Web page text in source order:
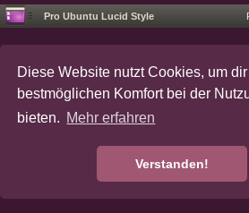
Diese Website nutzt Cookies, um
bestmöglichen Komfort bei der
bieten. Mehr erfahren
Verstanden!
Pro Ubuntu Lucid Style